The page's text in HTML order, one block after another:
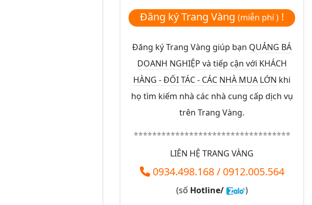
Đăng ký Trang Vàng (miễn phí ) !
Đăng ký Trang Vàng giúp bạn QUẢNG BÁ
DOANH NGHIỆP và tiếp cận với KHÁCH
HÀNG - ĐỐI TÁC - CÁC NHÀ MUA LỚN khi
họ tìm kiếm nhà các nhà cung cấp dịch vụ
trên Trang Vàng.
**********************************
LIÊN HỆ TRANG VÀNG
0934.498.168/ 0912.005.564
(số Hotline/ )